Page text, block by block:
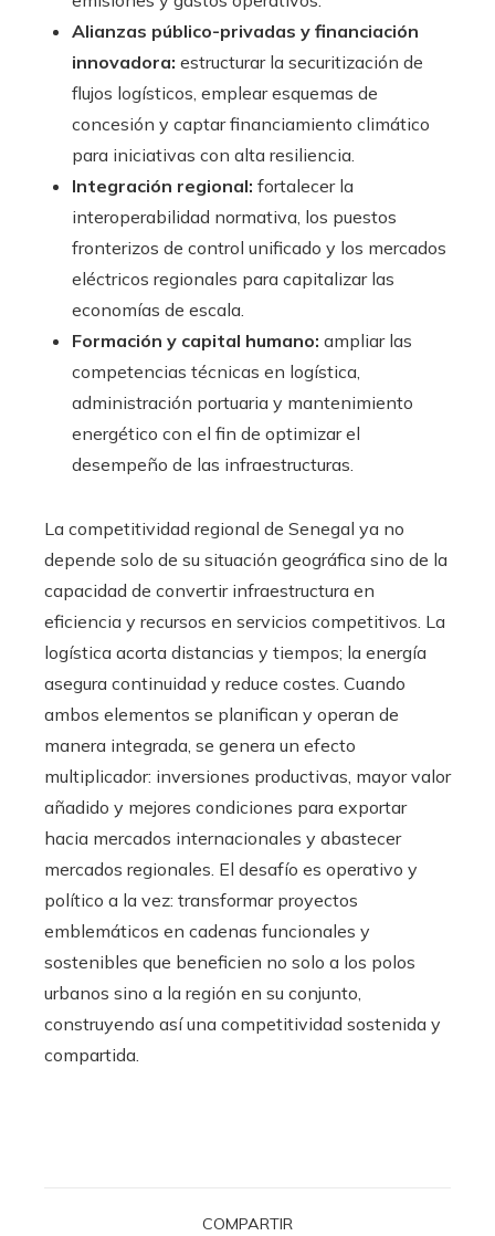
Alianzas público-privadas y financiación
innovadora: estructurar la securitización de
flujos logísticos, emplear esquemas de
concesión y captar financiamiento climático
para iniciativas con alta resiliencia.
Integración regional: fortalecer la
interoperabilidad normativa, los puestos
fronterizos de control unificado y los mercados
eléctricos regionales para capitalizar las
economías de escala.
Formación y capital humano: ampliar las
competencias técnicas en logística,
administración portuaria y mantenimiento
energético con el fin de optimizar el
desempeño de las infraestructuras.
La competitividad regional de Senegal ya no
depende solo de su situación geográfica sino de la
capacidad de convertir infraestructura en
eficiencia y recursos en servicios competitivos. La
logística acorta distancias y tiempos; la energía
asegura continuidad y reduce costes. Cuando
ambos elementos se planifican y operan de
manera integrada, se genera un efecto
multiplicador: inversiones productivas, mayor valor
añadido y mejores condiciones para exportar
hacia mercados internacionales y abastecer
mercados regionales. El desafío es operativo y
político a la vez: transformar proyectos
emblemáticos en cadenas funcionales y
sostenibles que beneficien no solo a los polos
urbanos sino a la región en su conjunto,
construyendo así una competitividad sostenida y
compartida.
COMPARTIR